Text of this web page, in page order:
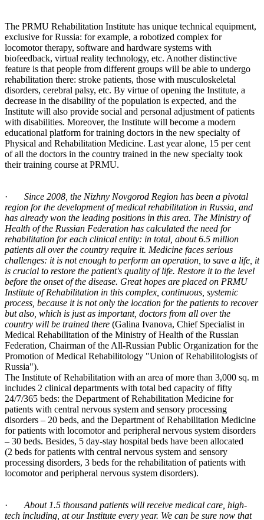
The PRMU Rehabilitation Institute has unique technical equipment,
exclusive for Russia: for example, a robotized complex for
locomotor therapy, software and hardware systems with
biofeedback, virtual reality technology, etc. Another distinctive
feature is that people from different groups will be able to undergo
rehabilitation there: stroke patients, those with musculoskeletal
disorders, cerebral palsy, etc. By virtue of opening the Institute, a
decrease in the disability of the population is expected, and the
Institute will also provide social and personal adjustment of patients
with disabilities. Moreover, the Institute will become a modern
educational platform for training doctors in the new specialty of
Physical and Rehabilitation Medicine. Last year alone, 15 per cent
of all the doctors in the country trained in the new specialty took
their training course at PRMU.
· Since 2008, the Nizhny Novgorod Region has been a pivotal
region for the development of medical rehabilitation in Russia, and
has already won the leading positions in this area. The Ministry of
Health of the Russian Federation has calculated the need for
rehabilitation for each clinical entity: in total, about 6.5 million
patients all over the country require it. Medicine faces serious
challenges: it is not enough to perform an operation, to save a life, it
is crucial to restore the patient's quality of life. Restore it to the level
before the onset of the disease. Great hopes are placed on PRMU
Institute of Rehabilitation in this complex, continuous, systemic
process, because it is not only the location for the patients to recover
but also, which is just as important, doctors from all over the
country will be trained there (Galina Ivanova, Chief Specialist in
Medical Rehabilitation of the Ministry of Health of the Russian
Federation, Chairman of the All-Russian Public Organization for the
Promotion of Medical Rehabilitology "Union of Rehabilitologists of
Russia").
The Institute of Rehabilitation with an area of more than 3,000 sq. m
includes 2 clinical departments with total bed capacity of fifty
24/7/365 beds: the Department of Rehabilitation Medicine for
patients with central nervous system and sensory processing
disorders – 20 beds, and the Department of Rehabilitation Medicine
for patients with locomotor and peripheral nervous system disorders
– 30 beds. Besides, 5 day-stay hospital beds have been allocated
(2 beds for patients with central nervous system and sensory
processing disorders, 3 beds for the rehabilitation of patients with
locomotor and peripheral nervous system disorders).
· About 1.5 thousand patients will receive medical care, high-
tech including, at our Institute every year. We can be sure now that